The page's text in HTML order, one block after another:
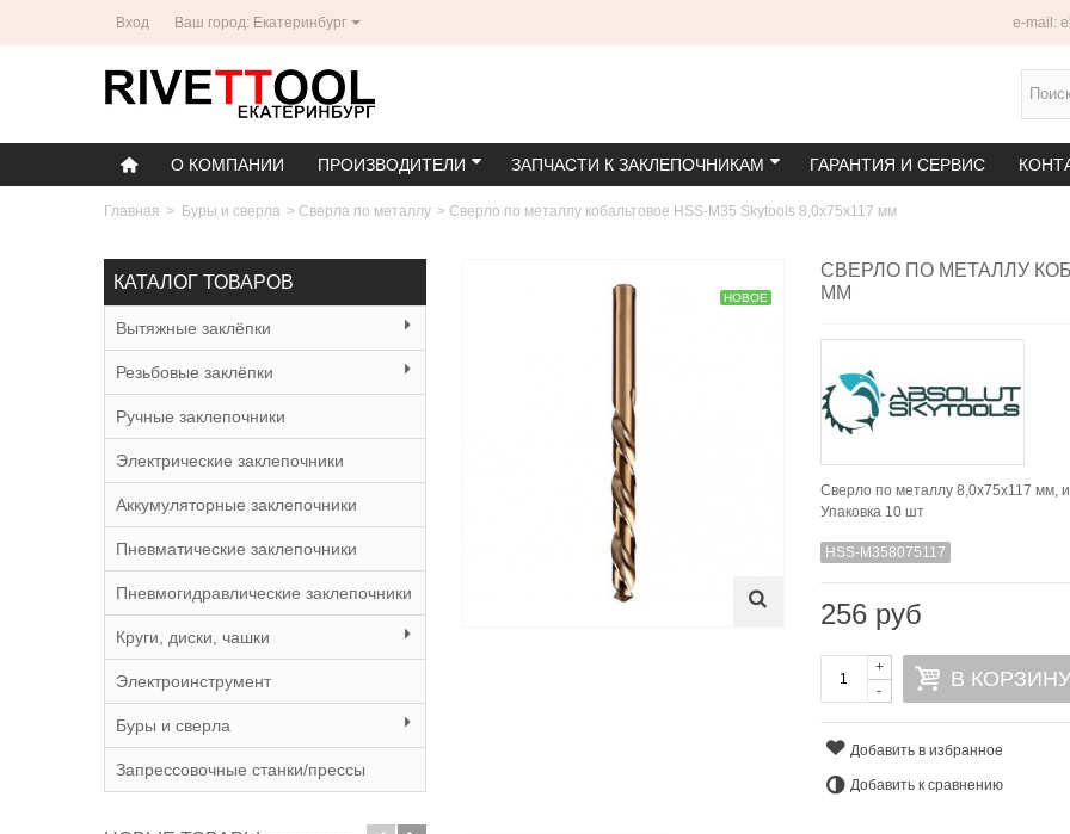
Вход Ваш город: Екатеринбург e-mail:
О КОМПАНИИ ПРОИЗВОДИТЕЛИ ЗАПЧАСТИ К ЗАКЛЕПОЧНИКАМ ГАРАНТИЯ И СЕРВИС
Главная > Буры и сверла > Сверла по металлу > Сверло по металлу кобальтовое HSS-M35 Skytools 8,0х75х117 мм
КАТАЛОГ ТОВАРОВ
Вытяжные заклёпки
Резьбовые заклёпки
Ручные заклепочники
Электрические заклепочники
Аккумуляторные заклепочники
Пневматические заклепочники
Пневмогидравлические заклепочники
Круги, диски, чашки
Электроинструмент
Буры и сверла
Запрессовочные станки/прессы
НОВОЕ
СВЕРЛО ПО МЕТАЛЛУ
ММ
Сверло по металлу 8,0x75x117 мм,
Упаковка 10 шт
HSS-М358075117
256 руб
-
+ В КОРЗИНУ
Добавить в избранное
Добавить к сравнению